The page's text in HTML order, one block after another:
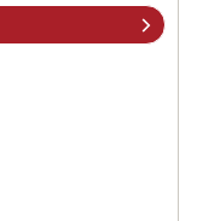
はご利用前にご自身でお
い金額はご利用前にご